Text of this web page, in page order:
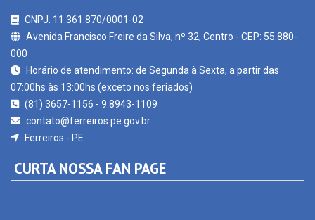
000
Horário de atendimento: de Segunda à Sexta, a partir das
07:00hs às 13:00hs (exceto nos feriados)
(81) 3657-1156 - 9.8943-1109
contato@ferreiros.pe.gov.br
Ferreiros - PE
CURTA NOSSA FAN PAGE